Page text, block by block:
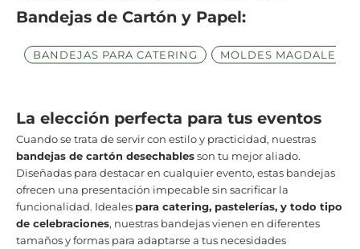
Bandejas de Cartón y Papel:
BANDEJAS PARA CATERING MOLDES
La elección perfecta para tus eventos
Cuando se trata de servir con estilo y practicidad, nuestras
bandejas de cartón desechablesson tu mejor aliado.
Diseñadas para destacar en cualquier evento, estas bandejas
ofrecen una presentación impecable sin sacrificar la
funcionalidad. Ideales para catering, pastelerías, y todo tipo
de celebraciones, nuestras bandejas vienen en diferentes
tamaños y formas para adaptarse a tus necesidades